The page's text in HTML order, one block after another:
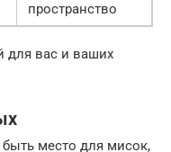
пространство
место для мисок,